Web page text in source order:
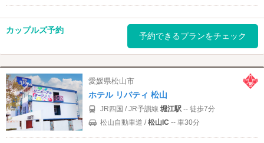
カップルズ予約
予約できるプランをチェック
愛媛県松山市
ホテル リバティ 松山
JR四国 / JR予讃線 堀江駅 -- 徒歩7分
松山自動車道 /松山IC -- 車30分